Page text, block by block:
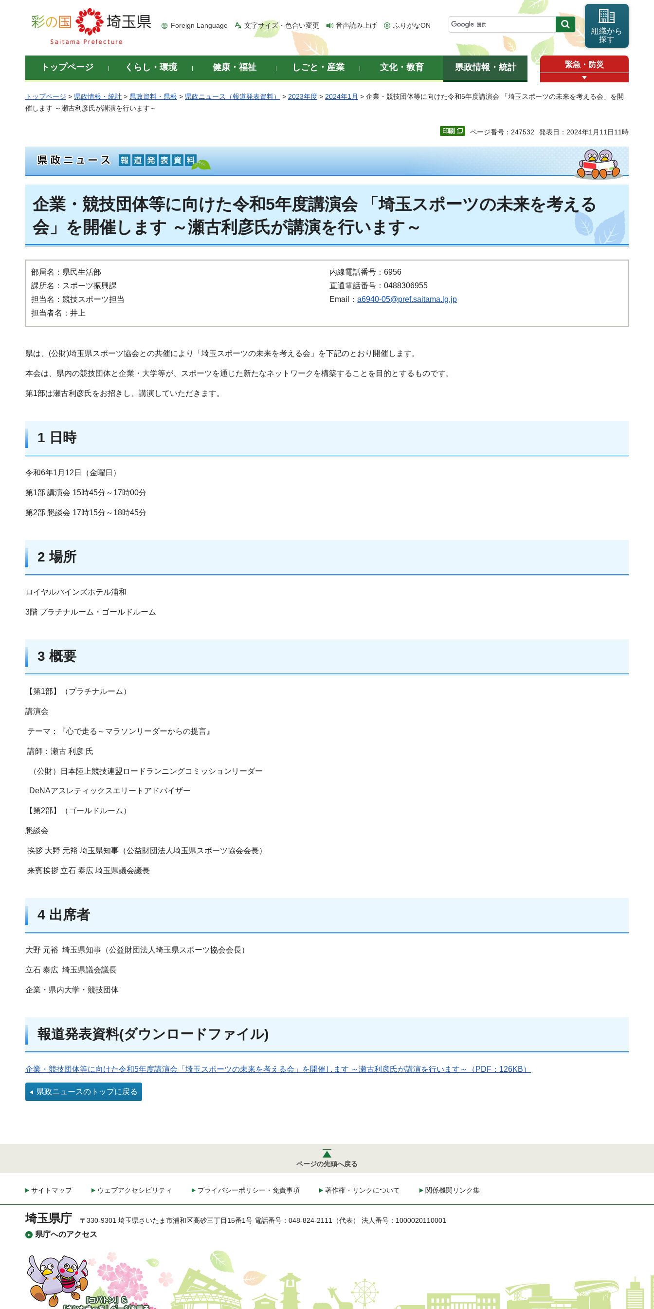
彩の国 埼玉県
Foreign Language 文字サイズ・色合い変更 音声読み上げ ふりがなON
組織から
探す
トップページ くらし・環境 健康・福祉 しごと・産業 文化・教育 県政情報・統計 緊急・防災
トップページ > 県政情報・統計 > 県政資料・県報 > 県政ニュース（報道発表資料） > 2023年度 > 2024年1月 > 企業・競技団体等に向けた令和5年度講演会 「埼玉スポーツの未来を考える会」を開
催します ～瀬古利彦氏が講演を行います～
ページ番号：247532 発表日：2024年1月11日11時
企業・競技団体等に向けた令和5年度講演会 「埼玉スポーツの未来を考える
会」を開催します ～瀬古利彦氏が講演を行います～
部局名：県民生活部
課所名：スポーツ振興課
担当名：競技スポーツ担当
担当者名：井上
内線電話番号：6956
直通電話番号：0488306955
Email：a6940-05@pref.saitama.lg.jp
県は、(公財)埼玉県スポーツ協会との共催により「埼玉スポーツの未来を考える会」を下記のとおり開催します。
本会は、県内の競技団体と企業・大学等が、スポーツを通じた新たなネットワークを構築することを目的とするものです。
第1部は瀬古利彦氏をお招きし、講演していただきます。
1 日時
令和6年1月12日（金曜日）
第1部 講演会 15時45分～17時00分
第2部 懇談会 17時15分～18時45分
2 場所
ロイヤルパインズホテル浦和
3階 プラチナルーム・ゴールドルーム
3 概要
【第1部】（プラチナルーム）
講演会
テーマ：『心で走る～マラソンリーダーからの提言』
講師：瀬古 利彦 氏
（公財）日本陸上競技連盟ロードランニングコミッションリーダー
DeNAアスレティックスエリートアドバイザー
【第2部】（ゴールドルーム）
懇談会
挨拶 大野 元裕 埼玉県知事（公益財団法人埼玉県スポーツ協会会長）
来賓挨拶 立石 泰広 埼玉県議会議長
4 出席者
大野 元裕 埼玉県知事（公益財団法人埼玉県スポーツ協会会長）
立石 泰広 埼玉県議会議長
企業・県内大学・競技団体
報道発表資料(ダウンロードファイル)
企業・競技団体等に向けた令和5年度講演会「埼玉スポーツの未来を考える会」を開催します ～瀬古利彦氏が講演を行います～（PDF：126KB）
県政ニュースのトップに戻る
ページの先頭へ戻る
サイトマップ ウェブアクセシビリティ プライバシーポリシー・免責事項 著作権・リンクについて 関係機関リンク集
埼玉県庁
県庁へのアクセス
〒330-9301 埼玉県さいたま市浦和区高砂三丁目15番1号 電話番号：048-824-2111（代表） 法人番号：1000020110001
「コバトン」&「さいた